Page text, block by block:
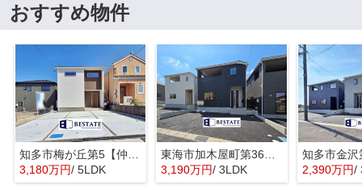
おすすめ物件
3,180万円/ 5LDK
3,190万円/ 3LDK 2,390万円/